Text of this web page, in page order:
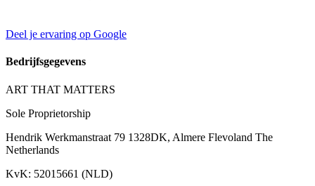
Deel je ervaring op Google
Bedrijfsgegevens
ART THAT MATTERS
Sole Proprietorship
Hendrik Werkmanstraat 79 1328DK, Almere Flevoland The
Netherlands
KvK: 52015661 (NLD)